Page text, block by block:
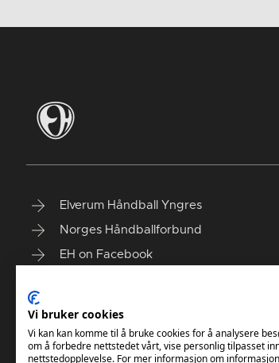
Elverum Håndball Yngres
Norges Håndballforbund
EH on Facebook
Vi bruker cookies
Vi kan kan komme til å bruke cookies for å analysere
om å forbedre nettstedet vårt, vise personlig tilpasset
nettstedopplevelse. For mer informasjon om